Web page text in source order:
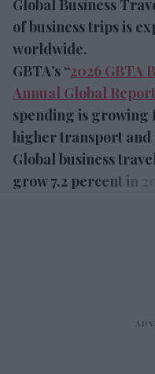
GBTA’s “2026 GBTA
Global Report and
growing faster than
transport and travel
business travel
percent in 2026.